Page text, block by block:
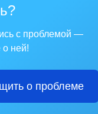
с проблемой —
о ней!
о проблеме